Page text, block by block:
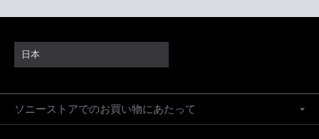
日本
ソニーストアでのお買い物にあたって